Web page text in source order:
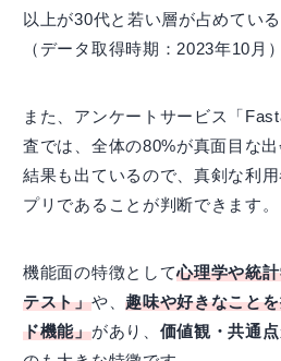
以上が30代と若い層が占めてい
（データ取得時期：2023年10月）
また、アンケートサービス「
査では、全体の80%が真面目な
結果も出ているので、真剣な利
プリであることが判断できます。
機能面の特徴として心理学や統
テスト」や、趣味や好きなこと
ド機能」があり、 価値観・共通